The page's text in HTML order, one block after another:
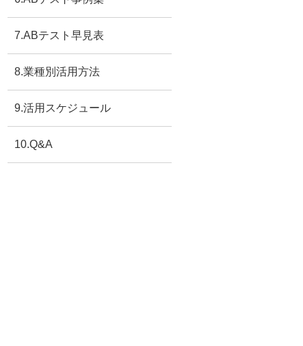
7.ABテスト早見表
8.業種別活用方法
9.活用スケジュール
10.Q&A